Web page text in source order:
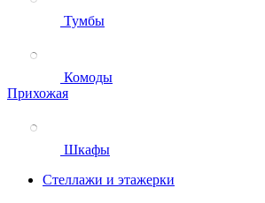
Тумбы
Комоды
Прихожая
Шкафы
Стеллажи и этажерки